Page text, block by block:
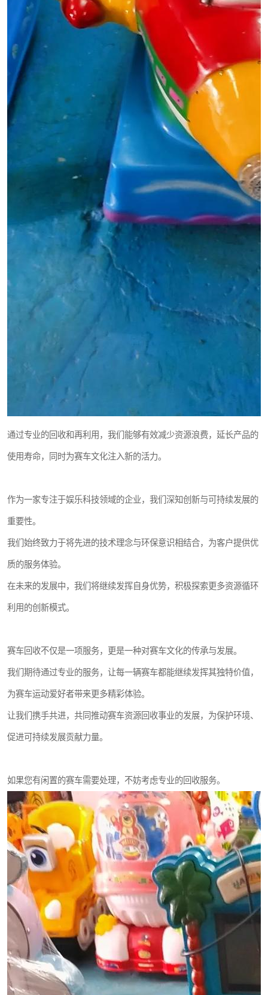
通过专业的回收和再利用，我们能够有效减少资源浪费，延长产品的
使用寿命，同时为赛车文化注入新的活力。
作为一家专注于娱乐科技领域的企业，我们深知创新与可持续发展的
重要性。
我们始终致力于将先进的技术理念与环保意识相结合，为客户提供优
质的服务体验。
在未来的发展中，我们将继续发挥自身优势，积极探索更多资源循环
利用的创新模式。
赛车回收不仅是一项服务，更是一种对赛车文化的传承与发展。
我们期待通过专业的服务，让每一辆赛车都能继续发挥其独特价值，
为赛车运动爱好者带来更多精彩体验。
让我们携手共进，共同推动赛车资源回收事业的发展，为保护环境、
促进可持续发展贡献力量。
如果您有闲置的赛车需要处理，不妨考虑专业的回收服务。